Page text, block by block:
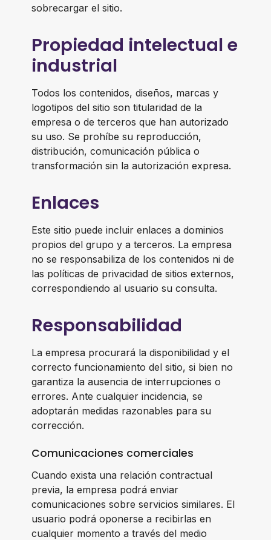
sobrecargar el sitio.
Propiedad intelectual e
industrial
Todos los contenidos, diseños, marcas y
logotipos del sitio son titularidad de la
empresa o de terceros que han autorizado
su uso. Se prohíbe su reproducción,
distribución, comunicación pública o
transformación sin la autorización expresa.
Enlaces
Este sitio puede incluir enlaces a dominios
propios del grupo y a terceros. La empresa
no se responsabiliza de los contenidos ni de
las políticas de privacidad de sitios externos,
correspondiendo al usuario su consulta.
Responsabilidad
La empresa procurará la disponibilidad y el
correcto funcionamiento del sitio, si bien no
garantiza la ausencia de interrupciones o
errores. Ante cualquier incidencia, se
adoptarán medidas razonables para su
corrección.
Comunicaciones comerciales
Cuando exista una relación contractual
previa, la empresa podrá enviar
comunicaciones sobre servicios similares. El
usuario podrá oponerse a recibirlas en
cualquier momento a través del medio